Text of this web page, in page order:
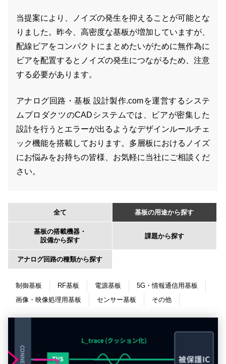
当提案により、ノイズの発生を抑えることが可能とな
りました。昨今、高密度な基板が増加していますが、
配線ビアをコンパクトにまとめたいがために無作為に
ビアを配置するとノイズの発生につながるため、注意
する必要があります。
アナログ回路・基板 設計製作.comを運営するシステ
ムプロダクツのCADシステムでは、ビアが密集した
設計を行うとエラーが出るようなデザインルールチェ
ック機能を搭載しております。多層板におけるノイズ
にお悩みをお持ちの皆様、お気軽に当社にご相談くだ
さい。
全て 基板の用途から探す
基板の搭載機器・
設備から探す
課題から探す
アナログ回路の種類から探す
制御基板 RF基板 電源基板
5G・情報通信用基板
画像・映像処理用基板
センサー基板 その他